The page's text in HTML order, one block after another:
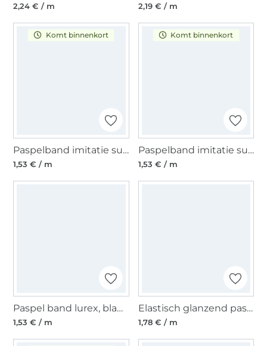
2,24 € / m 2,19 € / m
Komt binnenkort
Paspelband imitatie suède, beige
1,53 € / m
Komt binnenkort
Paspelband imitatie suède, zwart
1,53 € / m
Paspel band lurex, blauw
1,53 € / m
Elastisch glanzend paspelband, rood 10 mm
1,78 € / m